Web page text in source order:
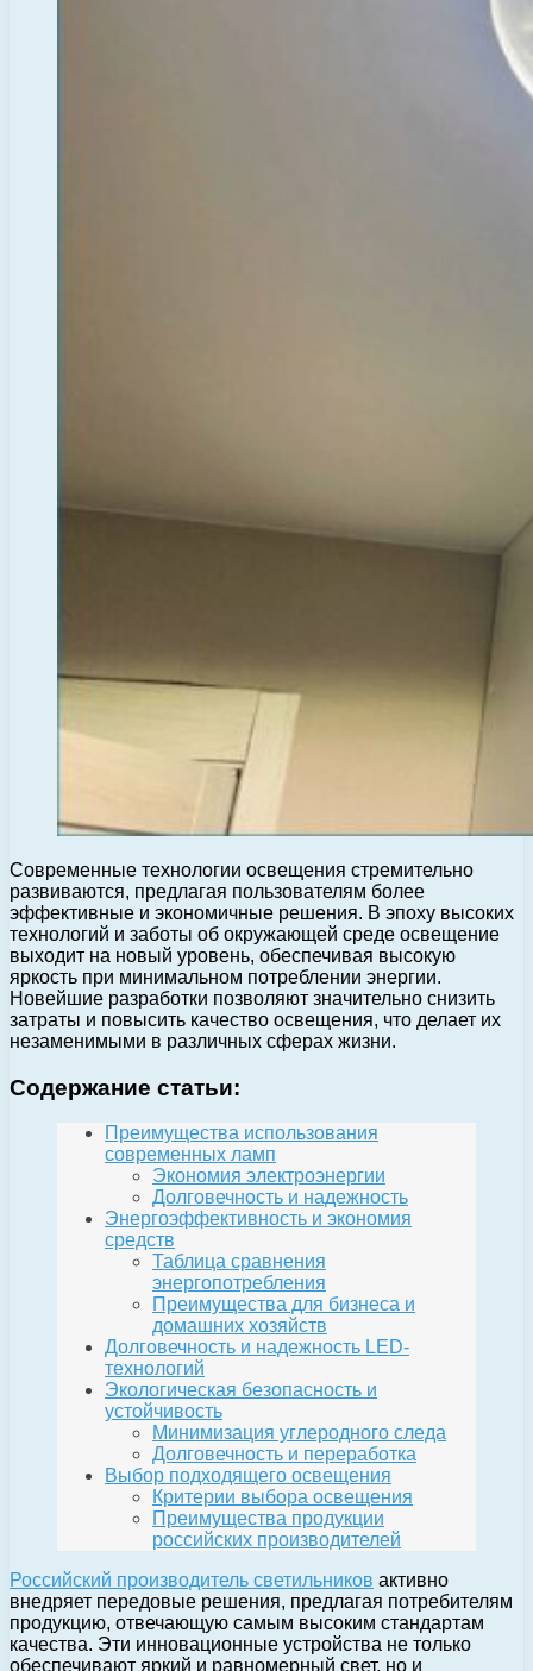
Современные технологии освещения стремительно
развиваются, предлагая пользователям более
эффективные и экономичные решения. В эпоху высоких
технологий и заботы об окружающей среде освещение
выходит на новый уровень, обеспечивая высокую
яркость при минимальном потреблении энергии.
Новейшие разработки позволяют значительно снизить
затраты и повысить качество освещения, что делает их
незаменимыми в различных сферах жизни.
Содержание статьи:
Преимущества использования
современных ламп
Экономия электроэнергии
Долговечность и надежность
Энергоэффективность и экономия
средств
Таблица сравнения
энергопотребления
Преимущества для бизнеса и
домашних хозяйств
Долговечность и надежность LED-
технологий
Экологическая безопасность и
устойчивость
Минимизация углеродного следа
Долговечность и переработка
Выбор подходящего освещения
Критерии выбора освещения
Преимущества продукции
российских производителей
Российский производитель светильников активно
внедряет передовые решения, предлагая потребителям
продукцию, отвечающую самым высоким стандартам
качества. Эти инновационные устройства не только
обеспечивают яркий и равномерный свет, но и